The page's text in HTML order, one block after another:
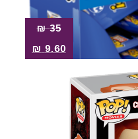
35
₪
9.60
₪